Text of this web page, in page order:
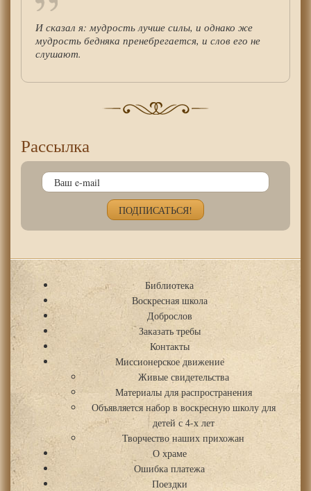
И сказал я: мудрость лучше силы, и однако же
мудрость бедняка пренебрегается, и слов его не
слушают.
Рассылка
Библиотека
Воскресная школа
Доброслов
Заказать требы
Контакты
Миссионерское движение
Живые свидетельства
Материалы для распространения
Объявляется набор в воскресную школу для
детей с 4-х лет
Творчество наших прихожан
О храме
Ошибка платежа
Поездки